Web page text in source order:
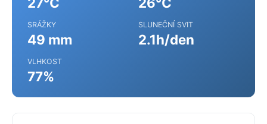
SRÁŽKY
49 mm
SLUNEČNÍ SVIT
2.1h/den
VLHKOST
77%